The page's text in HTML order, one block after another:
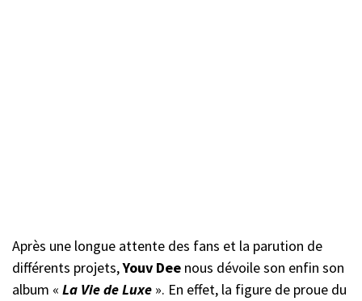
Après une longue attente des fans et la parution de
différents projets,Youv Dee nous dévoile son enfin son
album « La Vie de Luxe ». En effet, la figure de proue du